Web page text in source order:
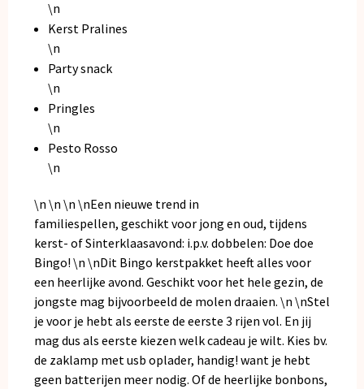
\n
Kerst Pralines
\n
Party snack
\n
Pringles
\n
Pesto Rosso
\n
\n \n \n \nEen nieuwe trend in
familiespellen, geschikt voor jong en oud, tijdens
kerst- of Sinterklaasavond: i.p.v. dobbelen: Doe doe
Bingo! \n \nDit Bingo kerstpakket heeft alles voor
een heerlijke avond. Geschikt voor het hele gezin, de
jongste mag bijvoorbeeld de molen draaien. \n \nStel
je voor je hebt als eerste de eerste 3 rijen vol. En jij
mag dus als eerste kiezen welk cadeau je wilt. Kies bv.
de zaklamp met usb oplader, handig! want je hebt
geen batterijen meer nodig. Of de heerlijke bonbons,